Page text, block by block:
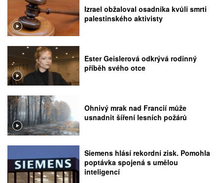
Izrael obžaloval osadníka kvůli smrti
palestinského aktivisty
Ester Geislerová odkrývá rodinný
příběh svého otce
Ohnivý mrak nad Francií může
usnadnit šíření lesních požárů
Siemens hlásí rekordní zisk. Pomohla
poptávka spojená s umělou
inteligencí